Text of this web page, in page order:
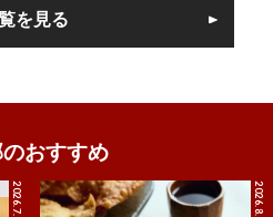
を見る
おすすめ
2026.7.27 2026.8.5